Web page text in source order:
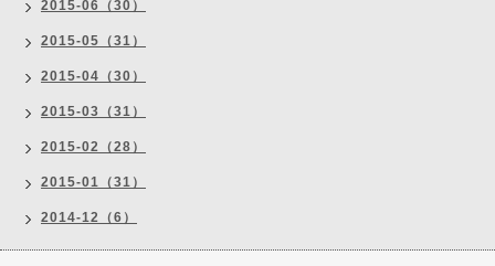
2015-06（30）
2015-05（31）
2015-04（30）
2015-03（31）
2015-02（28）
2015-01（31）
2014-12（6）